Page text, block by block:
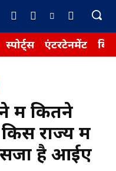
स्पोर्ट्स एंटरटेनमेंट
में कितने
राज्य में
है आईए